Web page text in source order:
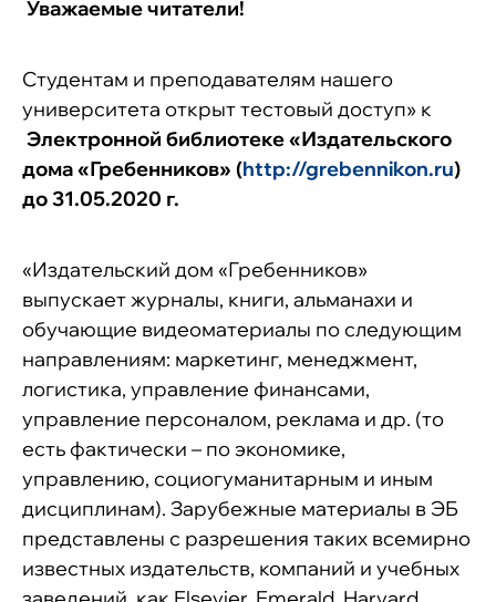
Уважаемые читатели!
Студентам и преподавателям нашего
университета открыт тестовый доступ» к
Электронной библиотеке«Издательского
дома «Гребенников» (http://grebennikon.ru)
до 31.05.2020 г.
«Издательский дом «Гребенников»
выпускает журналы, книги, альманахи и
обучающие видеоматериалы по следующим
направлениям: маркетинг, менеджмент,
логистика, управление финансами,
управление персоналом, реклама и др. (то
есть фактически – по экономике,
управлению, социогуманитарным и иным
дисциплинам). Зарубежные материалы в ЭБ
представлены с разрешения таких всемирно
известных издательств, компаний и учебных